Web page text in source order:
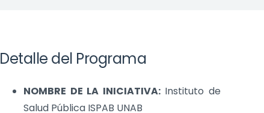
Detalle del Programa
NOMBRE DE LA INICIATIVA:Instituto de
Salud Pública ISPAB UNAB